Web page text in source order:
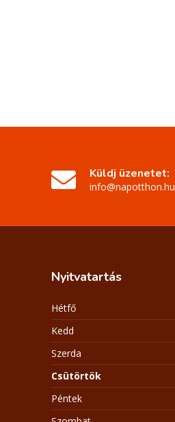
Küldj üzenetet:
info@napotthon.hu
Nyitvatartás
Hétfő
Kedd
Szerda
Csütörtök
Péntek